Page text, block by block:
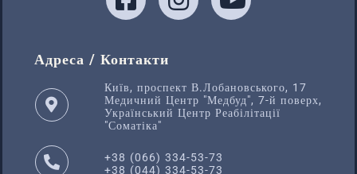
Адреса / Контакти
Київ, проспект В.Лобановського, 17
Медичний Центр "Медбуд", 7-й поверх,
Український Центр Реабілітації
"Соматіка"
+38 (066) 334-53-73
+38 (044) 334-53-73